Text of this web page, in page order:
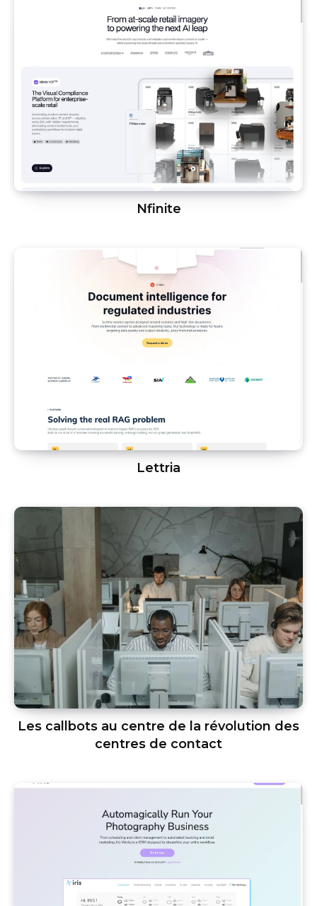
Nfinite
Lettria
Les callbots au centre de la révolution des
centres de contact